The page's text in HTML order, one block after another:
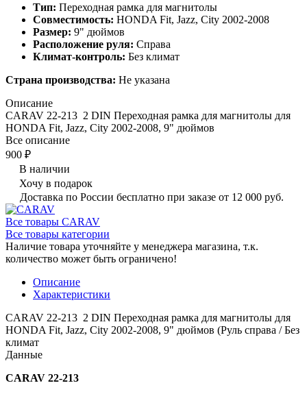
Тип: Переходная рамка для магнитолы
Совместимость: HONDA Fit, Jazz, City 2002-2008
Размер: 9" дюймов
Расположение руля: Справа
Климат-контроль: Без климат
Страна производства: Не указана
Описание
CARAV 22-213 2 DIN Переходная рамка для магнитолы для
HONDA Fit, Jazz, City 2002-2008, 9" дюймов
Все описание
900 ₽
В наличии
Хочу в подарок
Доставка по России бесплатно при заказе от 12 000 руб.
Все товары CARAV
Все товары категории
Наличие товара уточняйте у менеджера магазина, т.к.
количество может быть ограничено!
Описание
Характеристики
CARAV 22-213 2 DIN Переходная рамка для магнитолы для
HONDA Fit, Jazz, City 2002-2008, 9" дюймов (Руль справа / Без
климат
Данные
CARAV 22-213